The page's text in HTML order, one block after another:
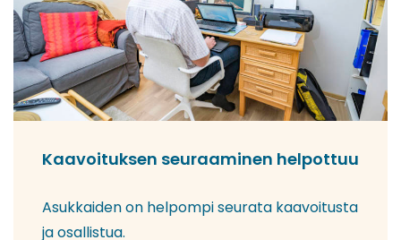
Kaavoituksen seuraaminen helpottuu
Asukkaiden on helpompi seurata kaavoitusta
ja osallistua.